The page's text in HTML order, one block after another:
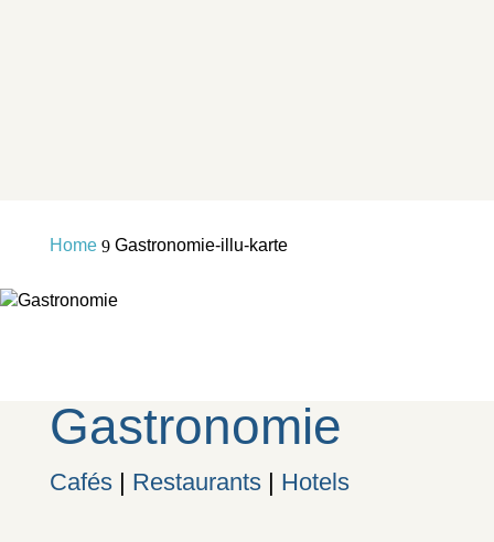
Home 9 Gastronomie-illu-karte
Gastronomie
Cafés| Restaurants| Hotels